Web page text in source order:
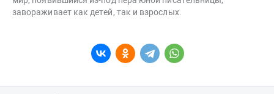
завораживает как детей, так и взрослых.